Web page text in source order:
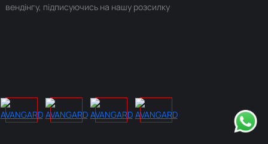
вендінгу, підписуючись на нашу розсилку